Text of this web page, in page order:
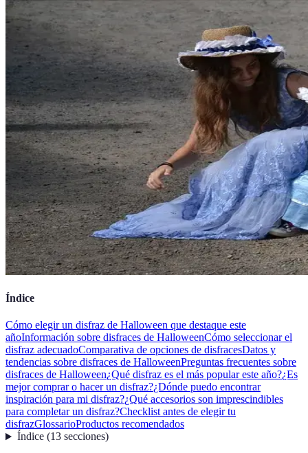
Índice
Cómo elegir un disfraz de Halloween que destaque este
añoInformación sobre disfraces de HalloweenCómo seleccionar el
disfraz adecuadoComparativa de opciones de disfracesDatos y
tendencias sobre disfraces de HalloweenPreguntas frecuentes sobre
disfraces de Halloween¿Qué disfraz es el más popular este año?¿Es
mejor comprar o hacer un disfraz?¿Dónde puedo encontrar
inspiración para mi disfraz?¿Qué accesorios son imprescindibles
para completar un disfraz?Checklist antes de elegir tu
disfrazGlossarioProductos recomendados
Índice(13 secciones)